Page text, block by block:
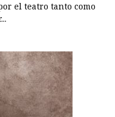
el teatro tanto como